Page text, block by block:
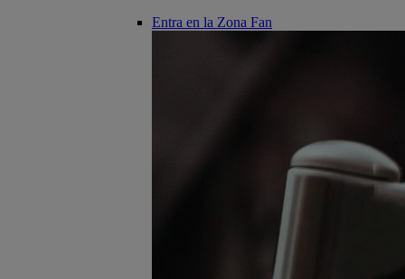
Entra en la Zona Fan